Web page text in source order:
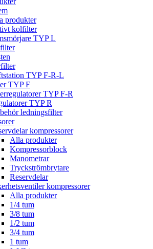
produkter
kolfilter
TYP L
TYP F-R-L
TYP F
TYP F-R
TYP R
ledningsfilter
kompressorer
Alla produkter
Kompressorblock
Manometrar
Tryckströmbrytare
Reservdelar
kompressorer
Alla produkter
1/4 tum
3/8 tum
1/2 tum
3/4 tum
1 tum